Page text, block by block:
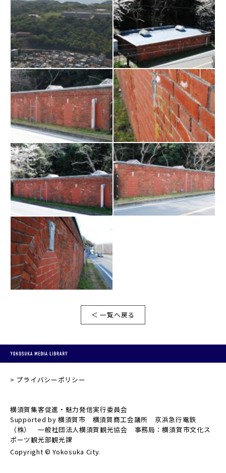
＜ 一覧へ戻る
プライバシーポリシー
横須賀集客促進・魅力発信実行委員会
Supported by 横須賀市 横須賀商工会議所 京浜急行電鉄
（株） 一般社団法人横須賀観光協会 事務局：横須賀市文化ス
ポーツ観光部観光課
Copyright © Yokosuka City.